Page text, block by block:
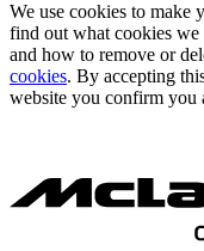
We use cookies to make
find out what cookies we
and how to remove or
cookies. By accepting
website you confirm you